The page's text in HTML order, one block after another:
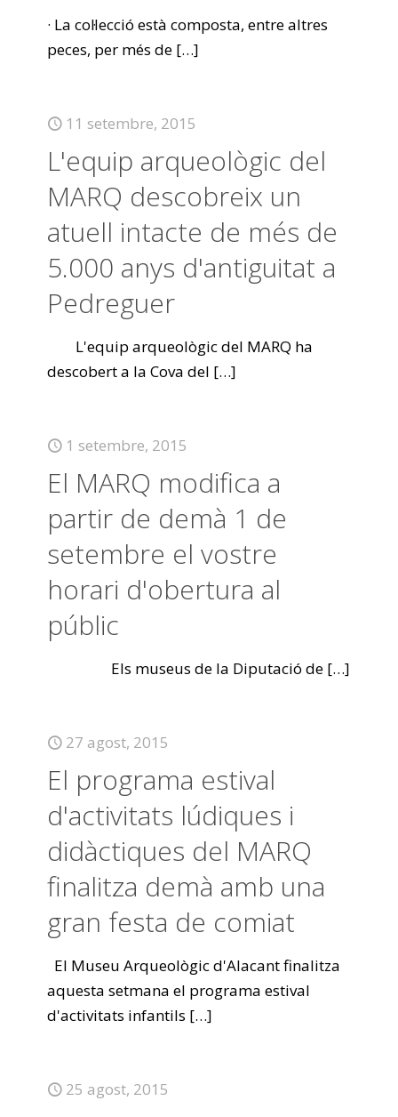
· La col·lecció està composta, entre altres
peces, per més de […]
11 setembre, 2015
L'equip arqueològic del
MARQ descobreix un
atuell intacte de més de
5.000 anys d'antiguitat a
Pedreguer
L'equip arqueològic del MARQ ha
descobert a la Cova del […]
1 setembre, 2015
El MARQ modifica a
partir de demà 1 de
setembre el vostre
horari d'obertura al
públic
Els museus de la Diputació de […]
27 agost, 2015
El programa estival
d'activitats lúdiques i
didàctiques del MARQ
finalitza demà amb una
gran festa de comiat
El Museu Arqueològic d'Alacant finalitza
aquesta setmana el programa estival
d'activitats infantils […]
25 agost, 2015